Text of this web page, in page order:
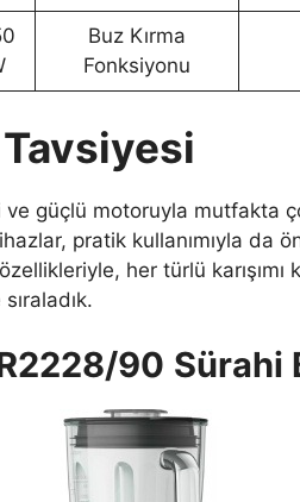
Buz Kırma
Fonksiyonu
güçlü motoruyla mutfakta
pratik kullanımıyla da
her türlü
90 Sürahi